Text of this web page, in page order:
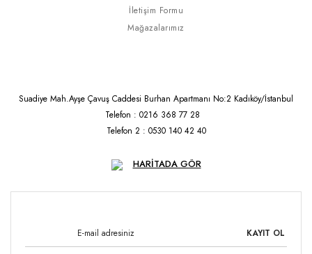
İletişim Formu
Mağazalarımız
Suadiye Mah.Ayşe Çavuş Caddesi Burhan Apartmanı No:2 Kadıköy/İstanbul
Telefon : 0216 368 77 28
Telefon 2 : 0530 140 42 40
HARİTADA GÖR
KAYIT OL